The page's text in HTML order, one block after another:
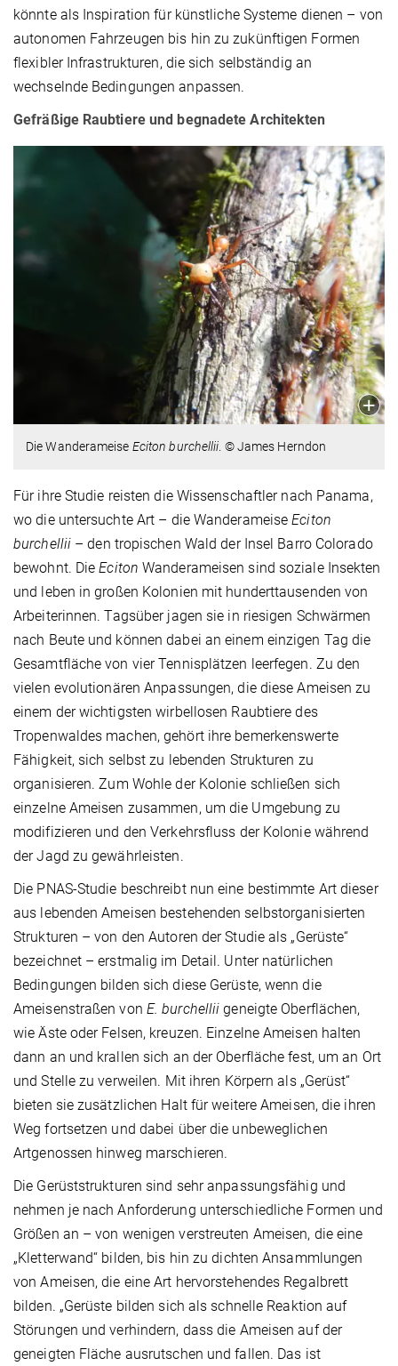
könnte als Inspiration für künstliche Systeme dienen – von
autonomen Fahrzeugen bis hin zu zukünftigen Formen
flexibler Infrastrukturen, die sich selbständig an
wechselnde Bedingungen anpassen.
Gefräßige Raubtiere und begnadete Architekten
Die Wanderameise Eciton burchellii . © James Herndon
Für ihre Studie reisten die Wissenschaftler nach Panama,
wo die untersuchte Art – die WanderameiseEciton
burchellii – den tropischen Wald der Insel Barro Colorado
bewohnt. DieEciton Wanderameisen sind soziale Insekten
und leben in großen Kolonien mit hunderttausenden von
Arbeiterinnen. Tagsüber jagen sie in riesigen Schwärmen
nach Beute und können dabei an einem einzigen Tag die
Gesamtfläche von vier Tennisplätzen leerfegen. Zu den
vielen evolutionären Anpassungen, die diese Ameisen zu
einem der wichtigsten wirbellosen Raubtiere des
Tropenwaldes machen, gehört ihre bemerkenswerte
Fähigkeit, sich selbst zu lebenden Strukturen zu
organisieren. Zum Wohle der Kolonie schließen sich
einzelne Ameisen zusammen, um die Umgebung zu
modifizieren und den Verkehrsfluss der Kolonie während
der Jagd zu gewährleisten.
Die PNAS-Studie beschreibt nun eine bestimmte Art dieser
aus lebenden Ameisen bestehenden selbstorganisierten
Strukturen – von den Autoren der Studie als „Gerüste“
bezeichnet – erstmalig im Detail. Unter natürlichen
Bedingungen bilden sich diese Gerüste, wenn die
Ameisenstraßen von E. burchellii geneigte Oberflächen,
wie Äste oder Felsen, kreuzen. Einzelne Ameisen halten
dann an und krallen sich an der Oberfläche fest, um an Ort
und Stelle zu verweilen. Mit ihren Körpern als „Gerüst“
bieten sie zusätzlichen Halt für weitere Ameisen, die ihren
Weg fortsetzen und dabei über die unbeweglichen
Artgenossen hinweg marschieren.
Die Gerüststrukturen sind sehr anpassungsfähig und
nehmen je nach Anforderung unterschiedliche Formen und
Größen an – von wenigen verstreuten Ameisen, die eine
„Kletterwand“ bilden, bis hin zu dichten Ansammlungen
von Ameisen, die eine Art hervorstehendes Regalbrett
bilden. „Gerüste bilden sich als schnelle Reaktion auf
Störungen und verhindern, dass die Ameisen auf der
geneigten Fläche ausrutschen und fallen. Das ist